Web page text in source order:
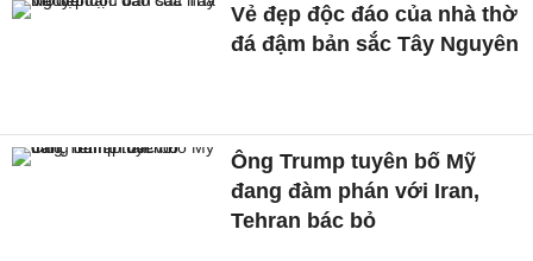
Vẻ đẹp độc đáo của nhà thờ
đá đậm bản sắc Tây Nguyên
Ông Trump tuyên bố Mỹ
đang đàm phán với Iran,
Tehran bác bỏ